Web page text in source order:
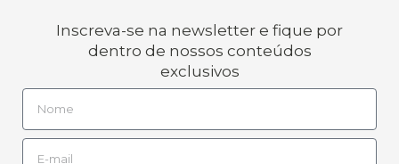
Inscreva-se na newsletter e fique por
dentro de nossos conteúdos
exclusivos